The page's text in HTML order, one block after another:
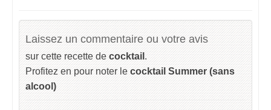
Laissez un commentaire ou votre avis
sur cette recette de cocktail .
Profitez en pour noter le cocktail Summer (sans
alcool)